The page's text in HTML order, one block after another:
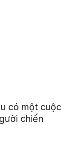
có một cuộc
chiến